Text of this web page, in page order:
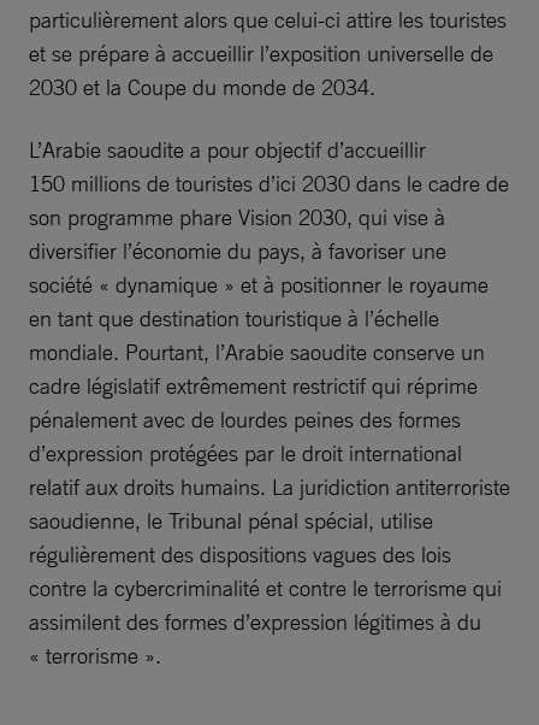
particulièrement alors que celui-ci attire les touristes
et se prépare à accueillir l’exposition universelle de
2030 et la Coupe du monde de 2034.
L’Arabie saoudite a pour objectif d’accueillir
150 millions de touristes d’ici 2030 dans le cadre de
son programme phare Vision 2030, qui vise à
diversifier l’économie du pays, à favoriser une
société « dynamique » et à positionner le royaume
en tant que destination touristique à l’échelle
mondiale. Pourtant, l’Arabie saoudite conserve un
cadre législatif extrêmement restrictif qui réprime
pénalement avec de lourdes peines des formes
d’expression protégées par le droit international
relatif aux droits humains. La juridiction antiterroriste
saoudienne, le Tribunal pénal spécial, utilise
régulièrement des dispositions vagues des lois
contre la cybercriminalité et contre le terrorisme qui
assimilent des formes d’expression légitimes à du
« terrorisme ».